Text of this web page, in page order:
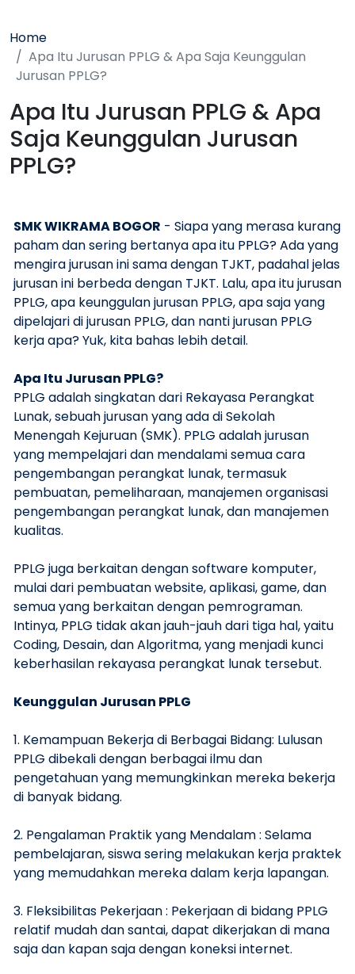
Home
Apa Itu Jurusan PPLG & Apa Saja Keunggulan
Jurusan PPLG?
Apa Itu Jurusan PPLG & Apa
Saja Keunggulan Jurusan
PPLG?
SMK WIKRAMA BOGOR - Siapa yang merasa kurang
paham dan sering bertanya apa itu PPLG? Ada yang
mengira jurusan ini sama dengan TJKT, padahal jelas
jurusan ini berbeda dengan TJKT. Lalu, apa itu jurusan
PPLG, apa keunggulan jurusan PPLG, apa saja yang
dipelajari di jurusan PPLG, dan nanti jurusan PPLG
kerja apa? Yuk, kita bahas lebih detail.
Apa Itu Jurusan PPLG?
PPLG adalah singkatan dari Rekayasa Perangkat
Lunak, sebuah jurusan yang ada di Sekolah
Menengah Kejuruan (SMK). PPLG adalah jurusan
yang mempelajari dan mendalami semua cara
pengembangan perangkat lunak, termasuk
pembuatan, pemeliharaan, manajemen organisasi
pengembangan perangkat lunak, dan manajemen
kualitas.
PPLG juga berkaitan dengan software komputer,
mulai dari pembuatan website, aplikasi, game, dan
semua yang berkaitan dengan pemrograman.
Intinya, PPLG tidak akan jauh-jauh dari tiga hal, yaitu
Coding, Desain, dan Algoritma, yang menjadi kunci
keberhasilan rekayasa perangkat lunak tersebut.
Keunggulan Jurusan PPLG
1. Kemampuan Bekerja di Berbagai Bidang: Lulusan
PPLG dibekali dengan berbagai ilmu dan
pengetahuan yang memungkinkan mereka bekerja
di banyak bidang.
2. Pengalaman Praktik yang Mendalam : Selama
pembelajaran, siswa sering melakukan kerja praktek
yang memudahkan mereka dalam kerja lapangan.
3. Fleksibilitas Pekerjaan : Pekerjaan di bidang PPLG
relatif mudah dan santai, dapat dikerjakan di mana
saja dan kapan saja dengan koneksi internet.